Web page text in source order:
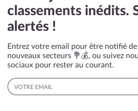
classements inédits.
alertés !
Entrez votre email pour être notifié
nouveaux secteurs 💐💰, ou suivez
sociaux pour rester au courant.
EMAIL